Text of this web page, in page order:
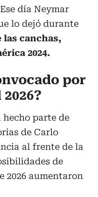
día Neymar
lo dejó durante
las canchas,
2024.
por
hecho parte de
de Carlo
al frente de la
de
2026 aumentaron